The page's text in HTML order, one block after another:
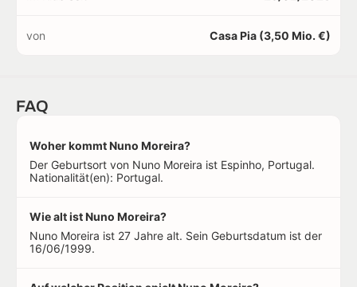
von Casa Pia (3,50 Mio. €)
FAQ
Woher kommt Nuno Moreira?
Der Geburtsort von Nuno Moreira ist Espinho, Portugal.
Nationalität(en): Portugal.
Wie alt ist Nuno Moreira?
Nuno Moreira ist 27 Jahre alt. Sein Geburtsdatum ist der
16/06/1999.